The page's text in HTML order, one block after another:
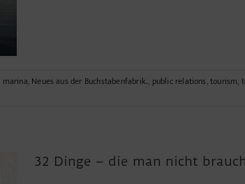
marina, Neues aus der Buchstabenfabrik., public relations,tourism,
32 Dinge – die man nicht